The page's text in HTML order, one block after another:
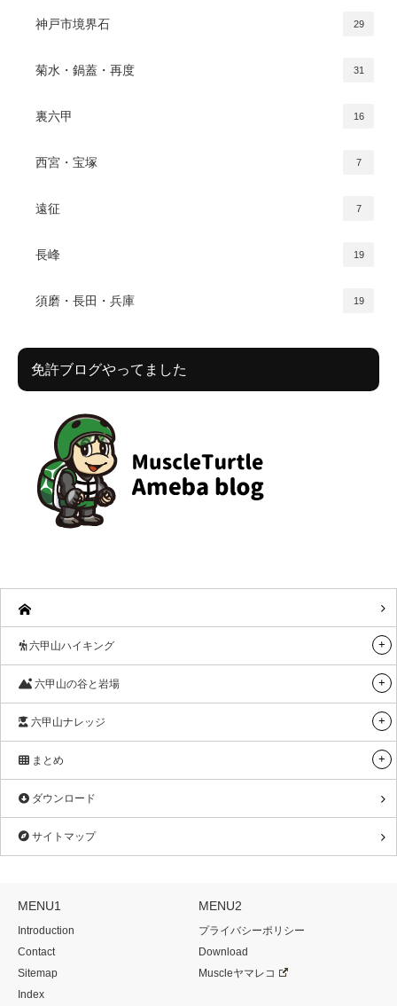
神戸市境界石 29
菊水・鍋蓋・再度 31
裏六甲 16
西宮・宝塚 7
遠征 7
長峰 19
須磨・長田・兵庫 19
免許ブログやってました
六甲山ハイキング
六甲山の谷と岩場
六甲山ナレッジ
まとめ
ダウンロード
サイトマップ
MENU1
Introduction
Contact
Sitemap
Index
MENU2
プライバシーポリシー
Download
Muscleヤマレコ